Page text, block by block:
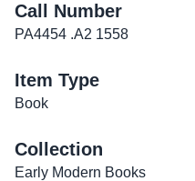
Call Number
PA4454 .A2 1558
Item Type
Book
Collection
Early Modern Books